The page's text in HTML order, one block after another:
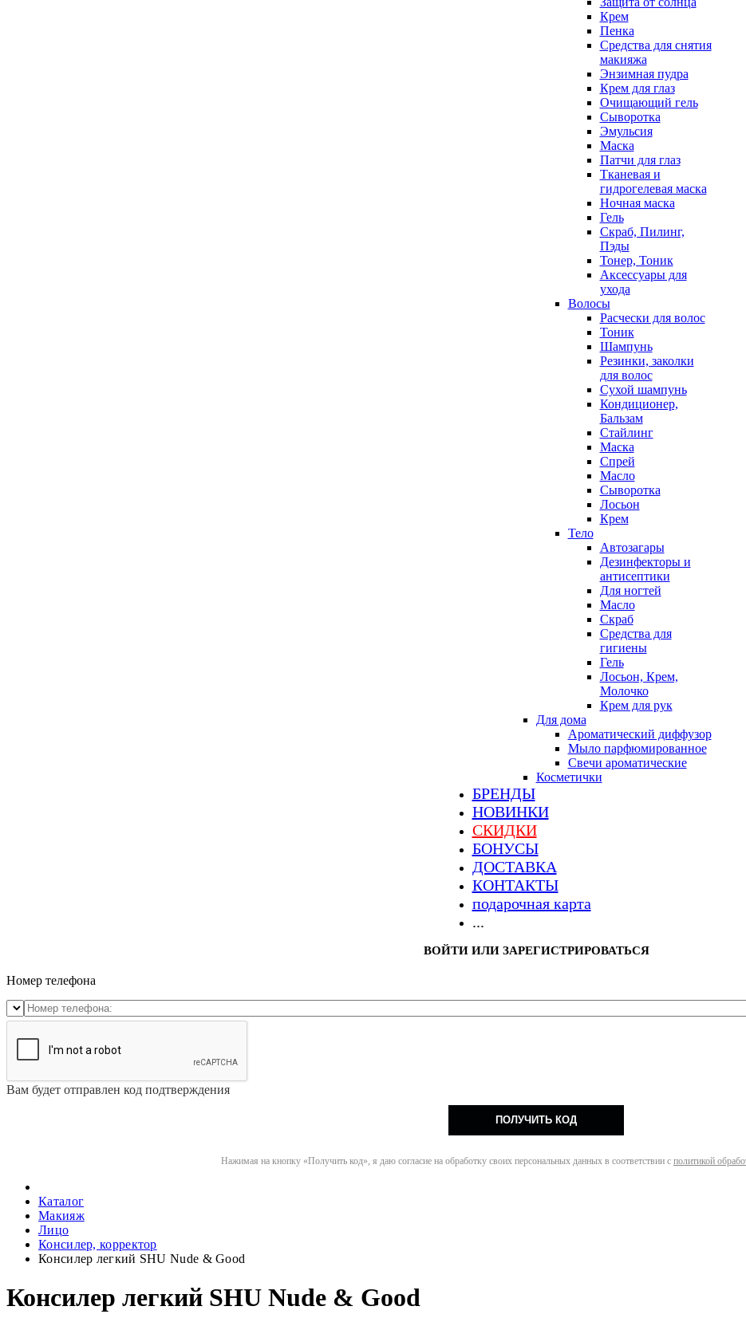
Крем
Пенка
Средства для снятия
макияжа
Энзимная пудра
Крем для глаз
Очищающий гель
Сыворотка
Эмульсия
Маска
Патчи для глаз
Тканевая и
гидрогелевая маска
Ночная маска
Гель
Скраб, Пилинг,
Пэды
Тонер, Тоник
Аксессуары для
ухода
Волосы
Расчески для волос
Тоник
Шампунь
Резинки, заколки
для волос
Сухой шампунь
Кондиционер,
Бальзам
Стайлинг
Маска
Спрей
Масло
Сыворотка
Лосьон
Крем
Тело
Автозагары
Дезинфекторы и
антисептики
Для ногтей
Масло
Скраб
Средства для
гигиены
Гель
Лосьон, Крем,
Молочко
Крем для рук
Для дома
Ароматический диффузор
Мыло парфюмированное
Свечи ароматические
Косметички
БРЕНДЫ
НОВИНКИ
СКИДКИ
БОНУСЫ
ДОСТАВКА
КОНТАКТЫ
подарочная карта
...
ВОЙТИ ИЛИ ЗАРЕГИСТРИРОВАТЬСЯ
Номер телефона
Вам будет отправлен код подтверждения
ПОЛУЧИТЬ КОД
Нажимая на кнопку «Получить код», я даю согласие на обработку своих персональных данных в соответствии с политикой
Каталог
Макияж
Лицо
Консилер, корректор
Консилер легкий SHU Nude & Good
Консилер легкий SHU Nude & Good